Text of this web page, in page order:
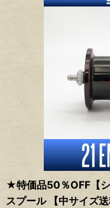
★特価品50％OFF【
スプール 【中サイズ送